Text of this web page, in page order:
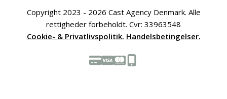
Copyright 2023 - 2026 Cast Agency Denmark. Alle
rettigheder forbeholdt. Cvr: 33963548
Cookie- & Privatlivspolitik. Handelsbetingelser.